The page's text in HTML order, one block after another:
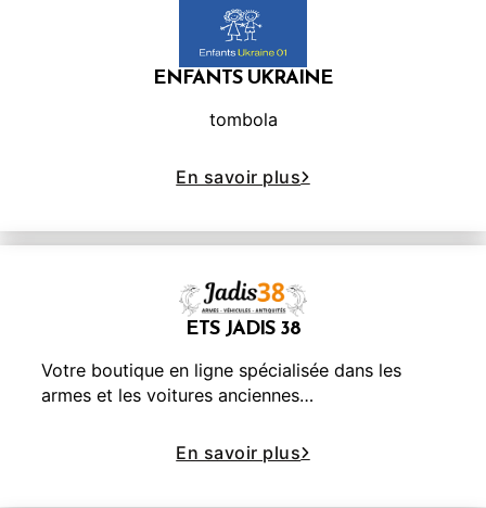
ENFANTS UKRAINE
tombola
En savoir plus
ETS JADIS 38
Votre boutique en ligne spécialisée dans les
armes et les voitures anciennes…
En savoir plus